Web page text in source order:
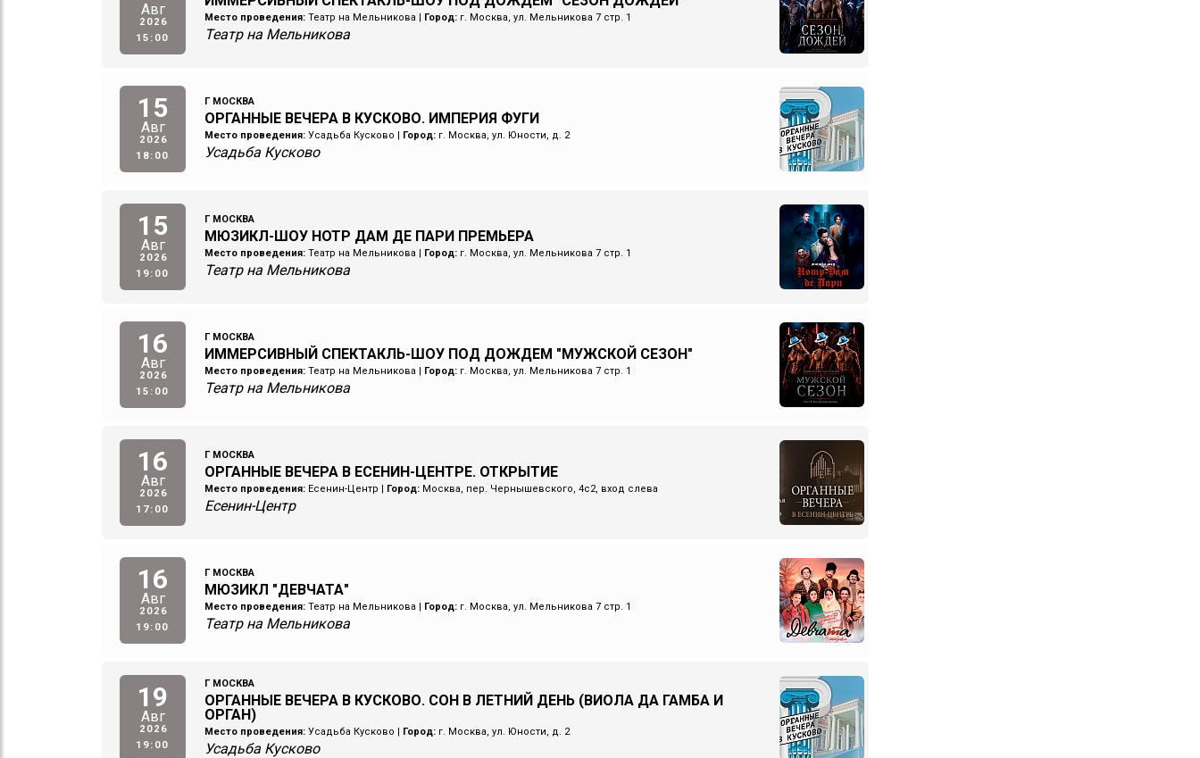
Авг
2026
15:00
Место проведения:Театр на Мельникова | Город:г. Москва, ул. Мельникова 7 стр. 1
Театр на Мельникова
15
Авг
2026
18:00
Г МОСКВА
ОРГАННЫЕ ВЕЧЕРА В КУСКОВО. ИМПЕРИЯ ФУГИ
Место проведения:Усадьба Кусково | Город:г. Москва, ул. Юности, д. 2
Усадьба Кусково
15
Авг
2026
19:00
Г МОСКВА
МЮЗИКЛ-ШОУ НОТР ДАМ ДЕ ПАРИ ПРЕМЬЕРА
Место проведения:Театр на Мельникова | Город:г. Москва, ул. Мельникова 7 стр. 1
Театр на Мельникова
16
Авг
2026
15:00
Г МОСКВА
ИММЕРСИВНЫЙ СПЕКТАКЛЬ-ШОУ ПОД ДОЖДЕМ "МУЖСКОЙ СЕЗОН"
Место проведения:Театр на Мельникова | Город:г. Москва, ул. Мельникова 7 стр. 1
Театр на Мельникова
16
Авг
2026
17:00
Г МОСКВА
ОРГАННЫЕ ВЕЧЕРА В ЕСЕНИН-ЦЕНТРЕ. ОТКРЫТИЕ
Место проведения:Есенин-Центр | Город:Москва, пер. Чернышевского, 4с2, вход слева
Есенин-Центр
16
Авг
2026
19:00
Г МОСКВА
МЮЗИКЛ "ДЕВЧАТА"
Место проведения:Театр на Мельникова | Город:г. Москва, ул. Мельникова 7 стр. 1
Театр на Мельникова
19
Авг
2026
19:00
Г МОСКВА
ОРГАННЫЕ ВЕЧЕРА В КУСКОВО. СОН В ЛЕТНИЙ ДЕНЬ (ВИОЛА ДА ГАМБА И
ОРГАН)
Место проведения:Усадьба Кусково | Город:г. Москва, ул. Юности, д. 2
Усадьба Кусково